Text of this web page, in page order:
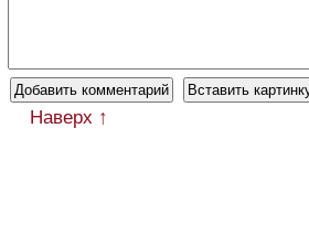
Наверх ↑